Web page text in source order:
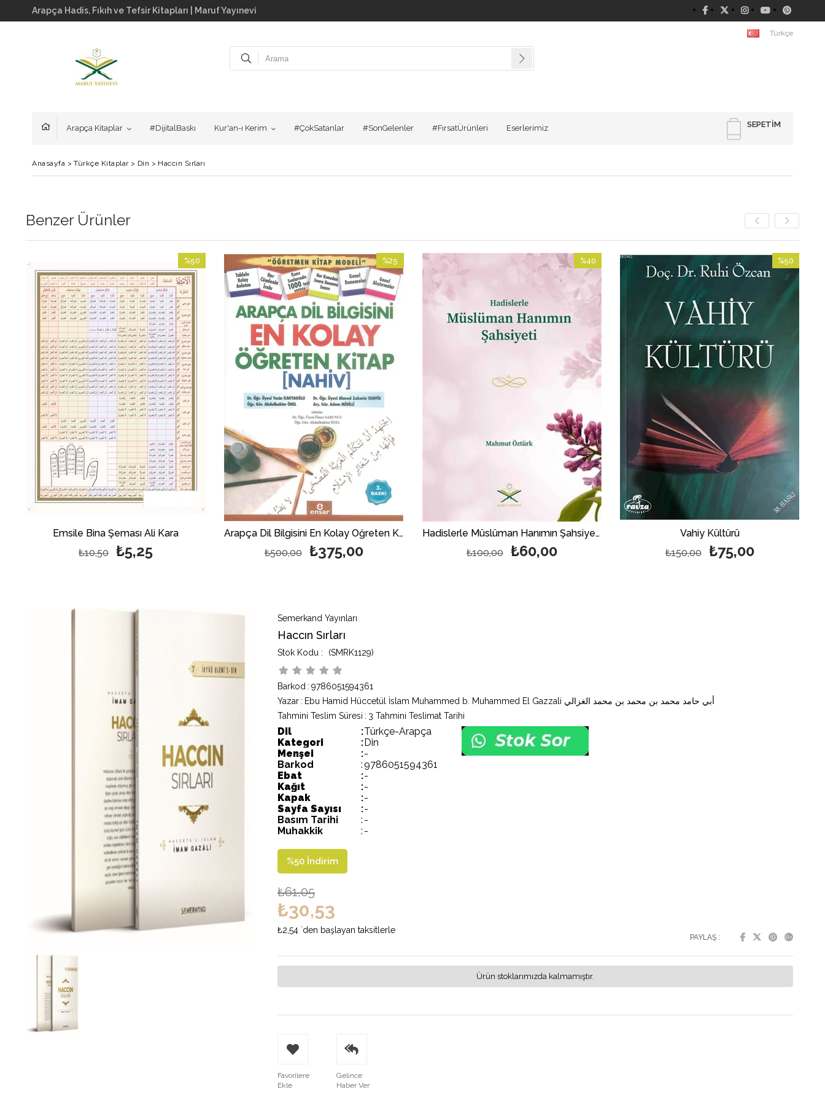
Arapça Hadis, Fıkıh ve Tefsir Kitapları | Maruf Yayınevi
Türkçe
SEPETIM
Arapça Kitaplar #DijitalBaskı Kur'an-ı Kerim #ÇokSatanlar #SonGelenler #FırsatÜrünleri Eserlerimiz
Anasayfa > Türkçe Kitaplar> Din > Haccın Sırları
Benzer Ürünler
Emsile Bina Şeması Ali Kara
₺5,25
₺10,50
%50
İndirim
%50İndirim
Arapça Dil Bilgisini En Kolay Öğreten Kitap [Nahiv]
₺375,00
₺500,00
%25
İndirim
%25İndirim
Hadislerle Müslüman Hanımın Şahsiyeti | أحاديث شخصية المرأة المسلمة
₺60,00
₺100,00
%40
İndirim
%40İndirim
Vahiy Kültürü
₺75,00
₺150,00
%50
İndirim
%50İndirim
Semerkand Yayınları
Haccın Sırları
(SMRK1129)
Barkod : 9786051594361
Yazar :
Ebu Hamid Hüccetül İslam Muhammed b. Muhammed El Gazzali أبي حامد محمد بن محمد بن محمد الغزالي
Tahmini Teslim Süresi : 3 Tahmini Teslimat Tarihi
Dil :Türkçe-Arapça
Kategori
:Din
Menşei
:-
Barkod
:9786051594361
Ebat
:-
Kağıt
:-
Kapak
:-
Sayfa Sayısı
:-
Basım Tarihi
: -
Muhakkik
: -
%50 İndirim
₺61,05
₺30,53
₺2,54 `den başlayan taksitlerle
PAYLAŞ :
Ürün stoklarımızda kalmamıştır.
Favorilere
Ekle
Gelince
Haber Ver